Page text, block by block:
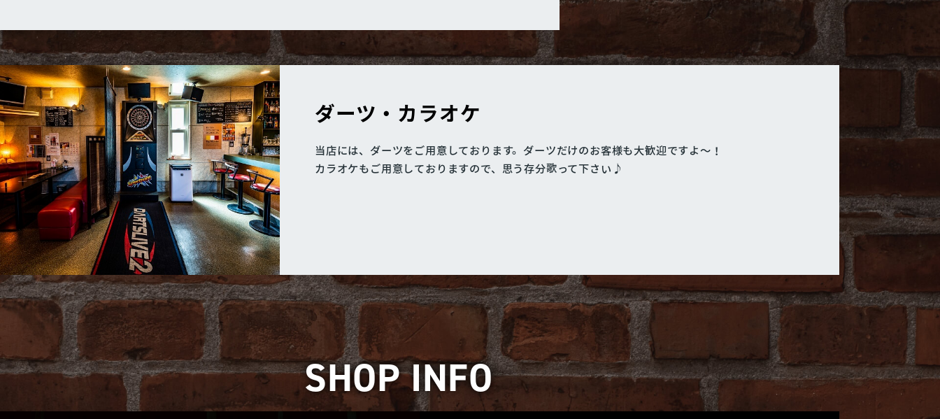
ダーツ・カラオケ
当店には、ダーツをご用意しております。ダーツだけのお客様も大歓迎ですよ～！
カラオケもご用意しておりますので、思う存分歌って下さい♪
SHOP INFO